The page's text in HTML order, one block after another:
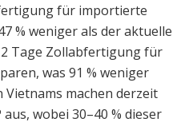
für importierte
% weniger als der aktuelle
Tage Zollabfertigung für
was 91 % weniger
machen derzeit
wobei 30–40 % dieser